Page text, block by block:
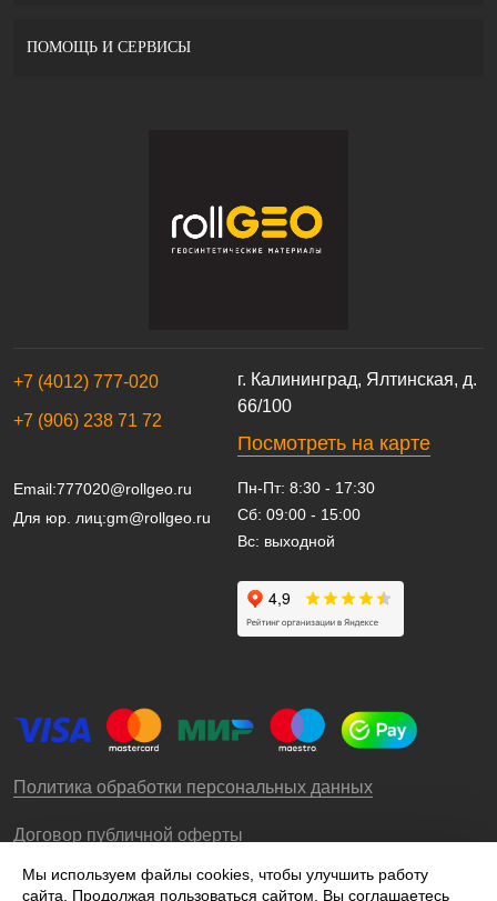
г. Калининград, Ялтинская, д.
66/100
Посмотреть на карте
+7 (4012) 777-020
+7 (906) 238 71 72
Email:777020@rollgeo.ru
Для юр. лиц:gm@rollgeo.ru
Пн-Пт: 8:30 - 17:30
Сб: 09:00 - 15:00
Вс: выходной
Политика обработки персональных данных
Договор публичной оферты
ПОМОЩЬ И СЕРВИСЫ
Мы используем файлы cookies, чтобы улучшить работу
сайта. Продолжая пользоваться сайтом, Вы соглашаетесь